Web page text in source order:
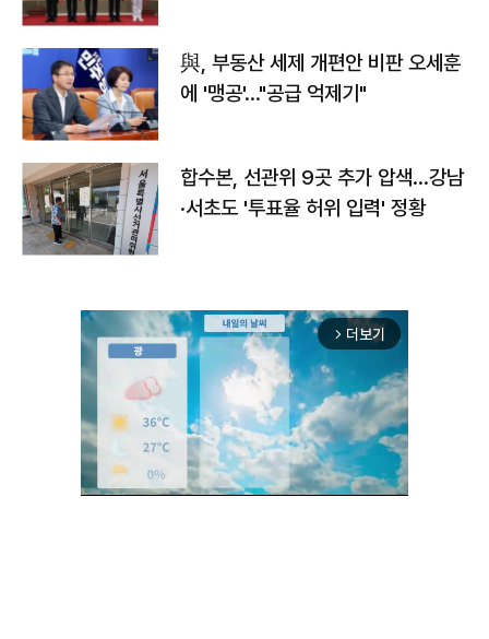
與, 부동산 세제 개편안 비판 오세훈
에 '맹공'…"공급 억제기"
합수본, 선관위 9곳 추가 압색…강남
·서초도 '투표율 허위 입력' 정황
arrow_forward_ios 더보기